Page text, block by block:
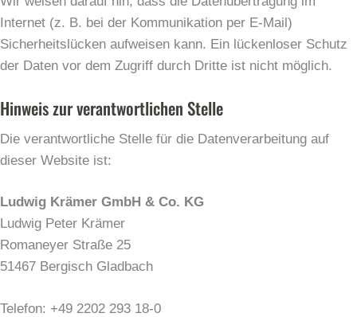
Internet (z. B. bei der Kommunikation per E-Mail)
Sicherheitslücken aufweisen kann. Ein lückenloser Schutz
der Daten vor dem Zugriff durch Dritte ist nicht möglich.
Hinweis zur verantwortlichen Stelle
Die verantwortliche Stelle für die Datenverarbeitung auf
dieser Website ist:
Ludwig Krämer GmbH & Co. KG
Ludwig Peter Krämer
Romaneyer Straße 25
51467 Bergisch Gladbach
Telefon: +49 2202 293 18-0